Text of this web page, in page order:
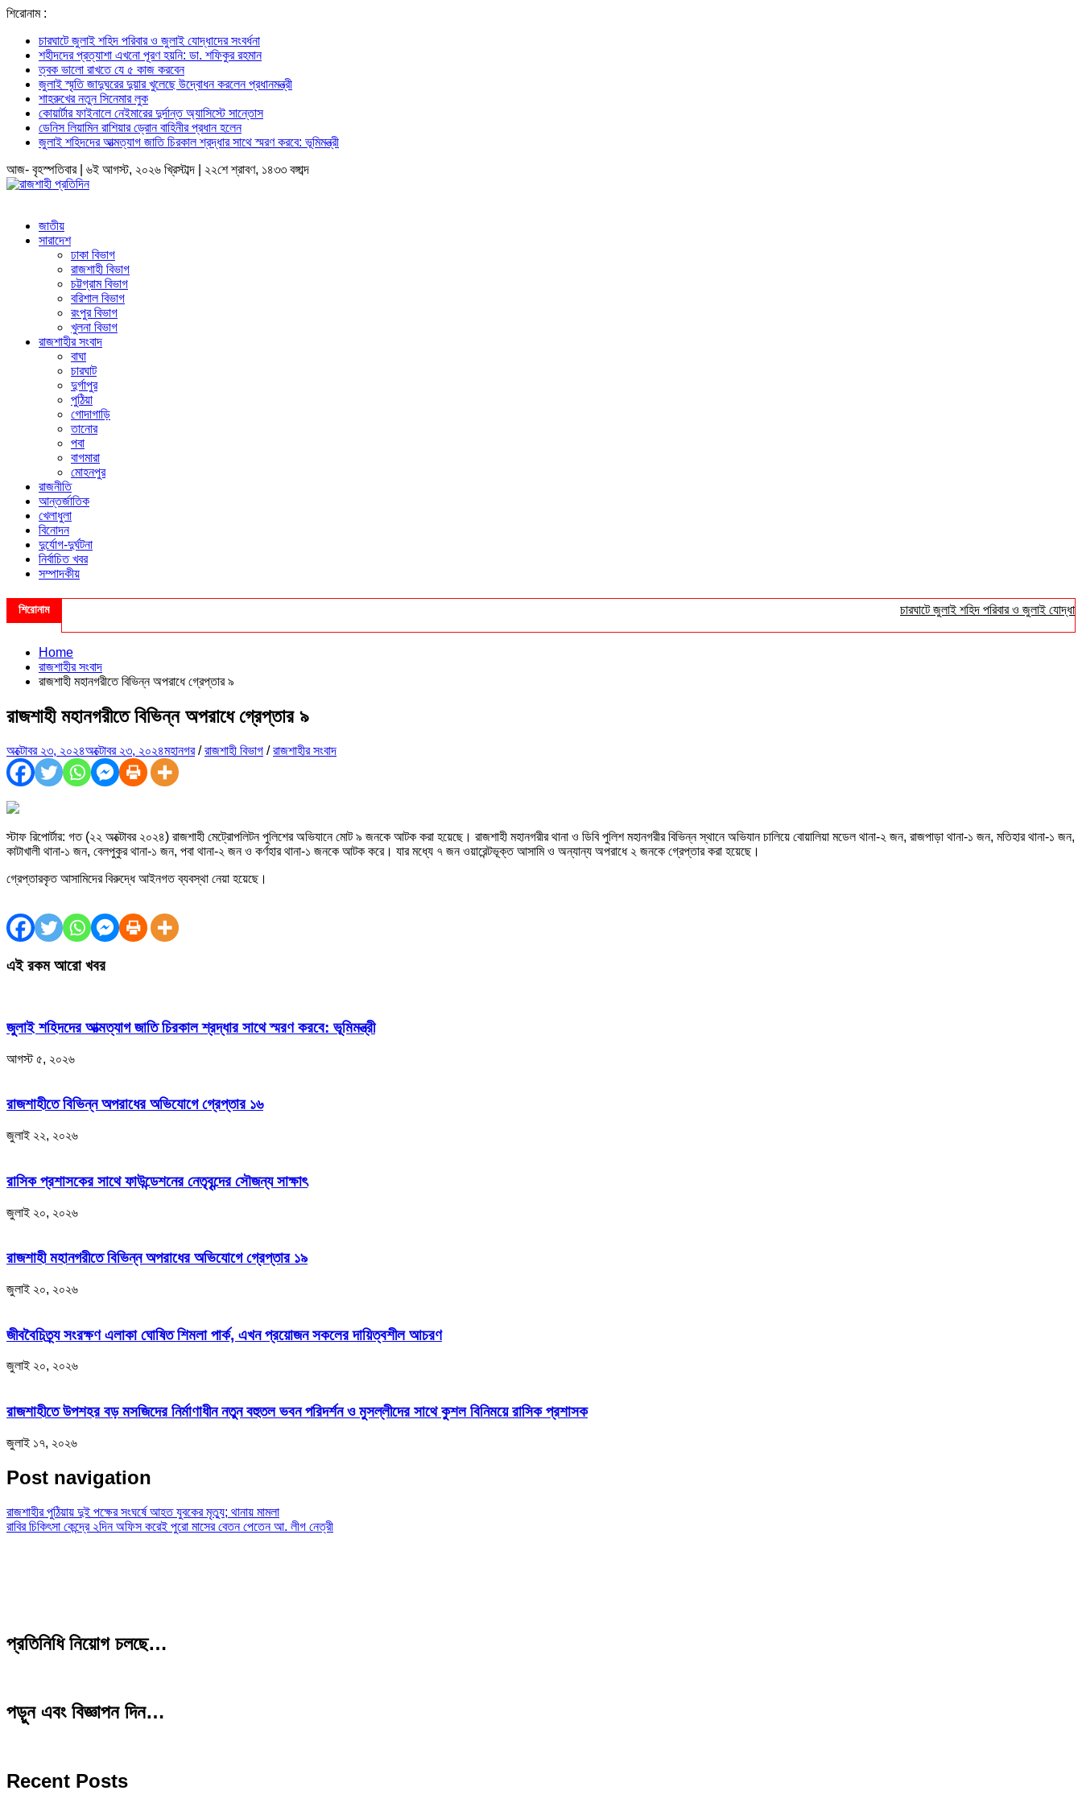
শিরোনাম :
চারঘাটে জুলাই শহিদ পরিবার ও জুলাই যোদ্ধাদের সংবর্ধনা
শহীদদের প্রত্যাশা এখনো পূরণ হয়নি: ডা. শফিকুর রহমান
ত্বক ভালো রাখতে যে ৫ কাজ করবেন
জুলাই স্মৃতি জাদুঘরের দুয়ার খুলেছে উদ্বোধন করলেন প্রধানমন্ত্রী
শাহরুখের নতুন সিনেমার লুক
কোয়ার্টার ফাইনালে নেইমারের দুর্দান্ত অ্যাসিস্টে সান্তোস
ডেনিস লিয়ামিন রাশিয়ার ড্রোন বাহিনীর প্রধান হলেন
জুলাই শহিদদের আত্মত্যাগ জাতি চিরকাল শ্রদ্ধার সাথে স্মরণ করবে: ভূমিমন্ত্রী
আজ- বৃহস্পতিবার | ৬ই আগস্ট, ২০২৬ খ্রিস্টাব্দ | ২২শে শ্রাবণ, ১৪৩৩ বঙ্গাব্দ
জাতীয়
সারাদেশ
ঢাকা বিভাগ
রাজশাহী বিভাগ
চট্টগ্রাম বিভাগ
বরিশাল বিভাগ
রংপুর বিভাগ
খুলনা বিভাগ
রাজশাহীর সংবাদ
বাঘা
চারঘাট
দুর্গাপুর
পুঠিয়া
গোদাগাড়ি
তানোর
পবা
বাগমারা
মোহনপুর
রাজনীতি
আন্তর্জাতিক
খেলাধুলা
বিনোদন
দুর্যোগ-দুর্ঘটনা
নির্বাচিত খবর
সম্পাদকীয়
শিরোনাম চারঘাটে জুলাই শহিদ পরিবার ও জুলাই যোদ্ধাদের
Home
রাজশাহীর সংবাদ
রাজশাহী মহানগরীতে বিভিন্ন অপরাধে গ্রেপ্তার ৯
রাজশাহী মহানগরীতে বিভিন্ন অপরাধে গ্রেপ্তার ৯
অক্টোবর ২৩, ২০২৪অক্টোবর ২৩, ২০২৪মহানগর/রাজশাহী বিভাগ /রাজশাহীর সংবাদ
স্টাফ রিপোর্টার: গত (২২ অক্টোবর ২০২৪) রাজশাহী মেট্রোপলিটন পুলিশের অভিযানে মোট ৯ জনকে আটক করা হয়েছে। রাজশাহী মহানগরীর থানা ও ডিবি পুলিশ মহানগরীর বিভিন্ন স্থানে অভিযান চালিয়ে বোয়ালিয়া মডেল থানা-২ জন, রাজপাড়া থানা-১ জন, মতিহার থানা-১ জন,
কাটাখালী থানা-১ জন, বেলপুকুর থানা-১ জন, পবা থানা-২ জন ও কর্ণহার থানা-১ জনকে আটক করে। যার মধ্যে ৭ জন ওয়ারেন্টভূক্ত আসামি ও অন্যান্য অপরাধে ২ জনকে গ্রেপ্তার করা হয়েছে।
গ্রেপ্তারকৃত আসামিদের বিরুদ্ধে আইনগত ব্যবস্থা নেয়া হয়েছে।
এই রকম আরো খবর
জুলাই শহিদদের আত্মত্যাগ জাতি চিরকাল শ্রদ্ধার সাথে স্মরণ করবে: ভূমিমন্ত্রী
আগস্ট ৫, ২০২৬
রাজশাহীতে বিভিন্ন অপরাধের অভিযোগে গ্রেপ্তার ১৬
জুলাই ২২, ২০২৬
রাসিক প্রশাসকের সাথে ফাউন্ডেশনের নেতৃবৃন্দের সৌজন্য সাক্ষাৎ
জুলাই ২০, ২০২৬
রাজশাহী মহানগরীতে বিভিন্ন অপরাধের অভিযোগে গ্রেপ্তার ১৯
জুলাই ২০, ২০২৬
জীববৈচিত্র্য সংরক্ষণ এলাকা ঘোষিত শিমলা পার্ক, এখন প্রয়োজন সকলের দায়িত্বশীল আচরণ
জুলাই ২০, ২০২৬
রাজশাহীতে উপশহর বড় মসজিদের নির্মাণাধীন নতুন বহুতল ভবন পরিদর্শন ও মুসল্লীদের সাথে কুশল বিনিময়ে রাসিক প্রশাসক
জুলাই ১৭, ২০২৬
Post navigation
রাজশাহীর পুঠিয়ায় দুই পক্ষের সংঘর্ষে আহত যুবকের মৃত্যু; থানায় মামলা
রাবির চিকিৎসা কেন্দ্রে ২দিন অফিস করেই পুরো মাসের বেতন পেতেন আ. লীগ নেত্রী
প্রতিনিধি নিয়োগ চলছে…
পড়ুন এবং বিজ্ঞাপন দিন…
Recent Posts